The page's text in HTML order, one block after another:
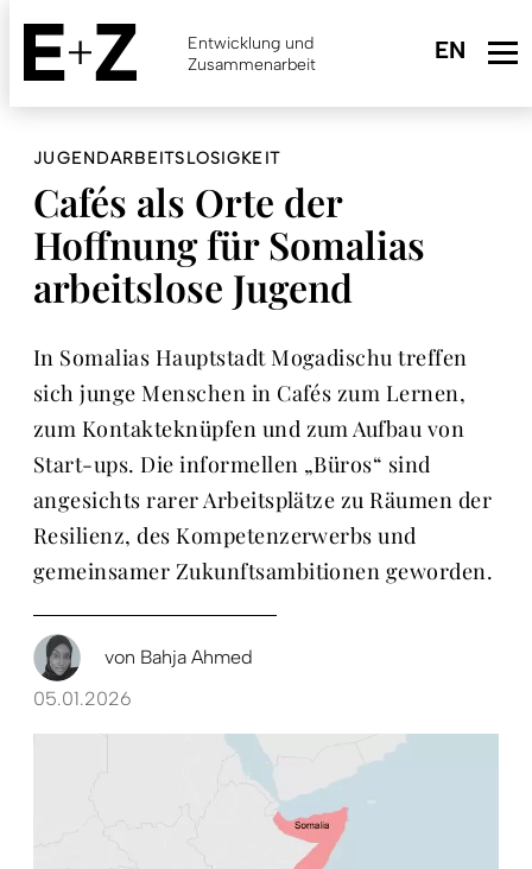
Skip
main
content
Entwicklung und
Zusammenarbeit
JUGENDARBEITSLOSIGKEIT
Cafés als Orte der
Hoffnung für Somalias
arbeitslose Jugend
In Somalias Hauptstadt Mogadischu treffen
sich junge Menschen in Cafés zum Lernen,
zum Kontakteknüpfen und zum Aufbau von
Start-ups. Die informellen „Büros“ sind
angesichts rarer Arbeitsplätze zu Räumen der
Resilienz, des Kompetenzerwerbs und
gemeinsamer Zukunftsambitionen geworden.
von Bahja Ahmed
05.01.2026